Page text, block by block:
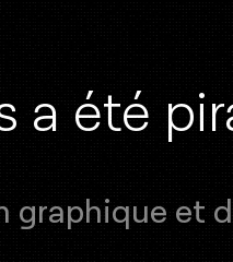
a été pir
et